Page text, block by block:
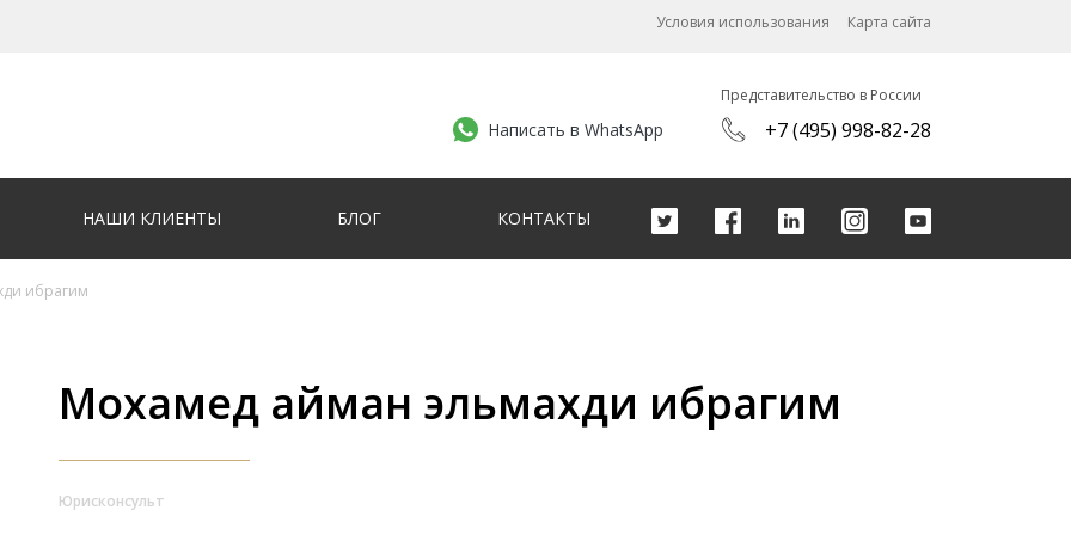
Условия использования Карта сайта
Написать в WhatsApp
Представительство в России
+7 (495) 998-82-28
НАШИ КЛИЕНТЫ БЛОГ КОНТАКТЫ
ибрагим
Мохамед айман эльмахди ибрагим
Юрисконсульт